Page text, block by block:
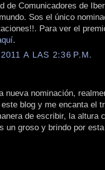
de Comunicadores de
Sos el único
Para ver el
.
A LAS 2:36 P.M.
nueva nominación,
blog y me encanta el
de escribir, la altura
un groso y brindo por